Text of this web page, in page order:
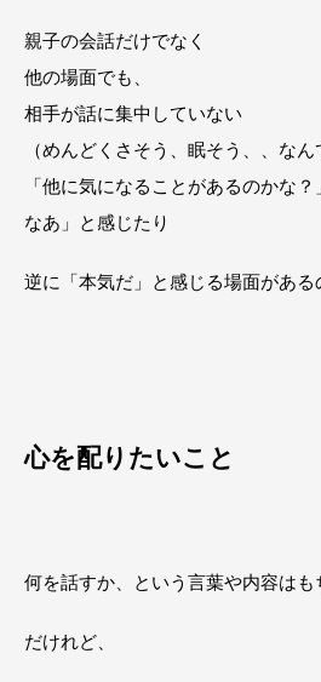
親子の会話だけでなく
他の場面でも、
相手が話に集中していない
（めんどくさそう、眠そう、、なん
「他に気になることがあるのかな
なあ」と感じたり
逆に「本気だ」と感じる場面がある
心を配りたいこと
何を話すか、という言葉や内容はも
だけれど、